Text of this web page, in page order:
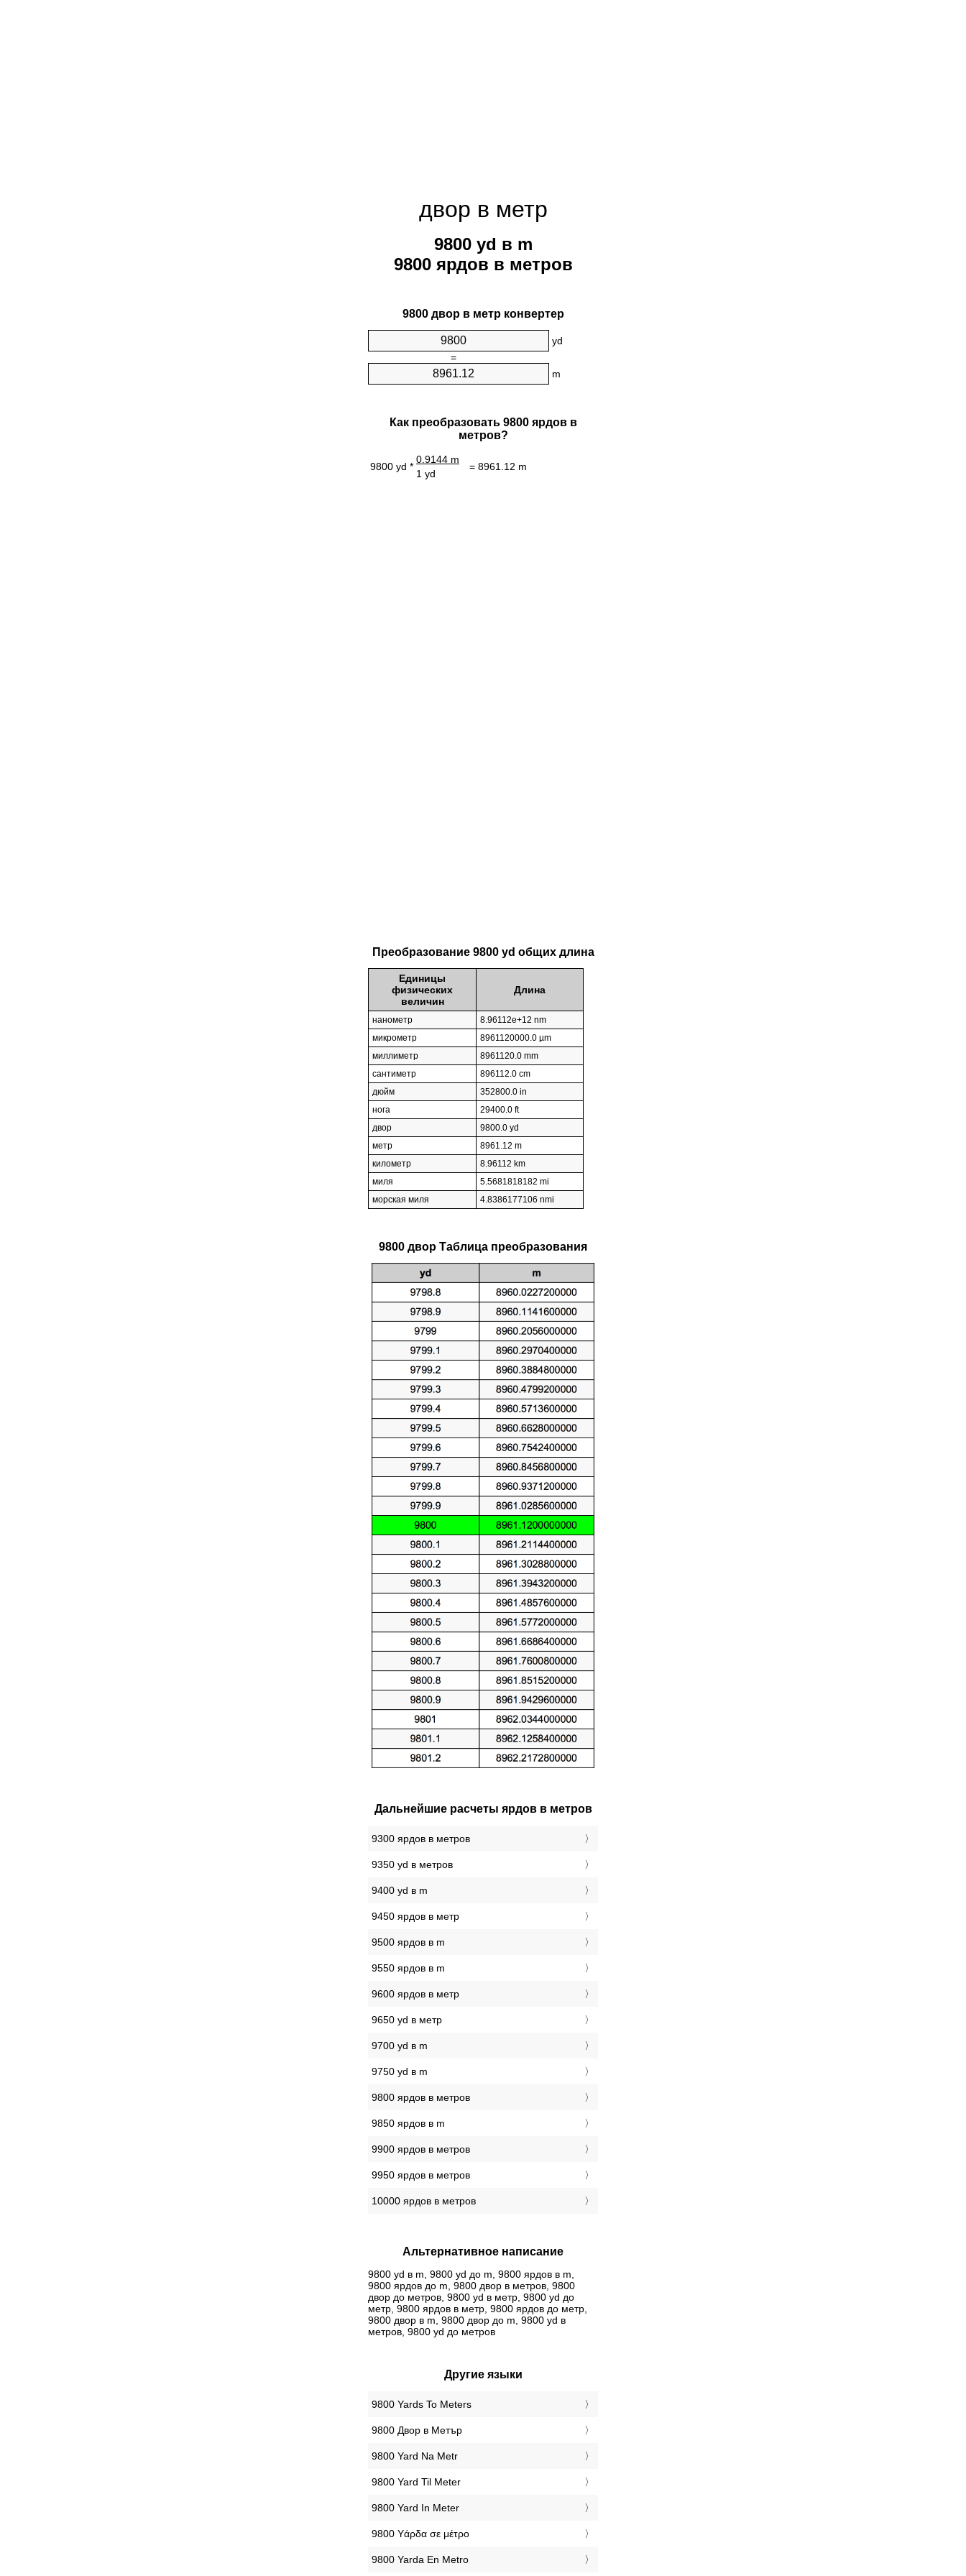
двор в метр
9800 yd в m
9800 ярдов в метров
9800 двор в метр конвертер
yd
=
m
Как преобразовать 9800 ярдов в
метров?
9800 yd *
0.9144 m
= 8961.12 m
1 yd
Преобразование 9800 yd общих длина
Единицы
физических
величин
Длина
нанометр
8.96112e+12 nm
микрометр
8961120000.0 µm
миллиметр
8961120.0 mm
сантиметр
896112.0 cm
дюйм
352800.0 in
нога
29400.0 ft
двор
9800.0 yd
метр
8961.12 m
километр
8.96112 km
миля
5.5681818182 mi
морская миля
4.8386177106 nmi
9800 двор Таблица преобразования
Дальнейшие расчеты ярдов в метров
9300 ярдов в метров
9350 yd в метров
9400 yd в m
9450 ярдов в метр
9500 ярдов в m
9550 ярдов в m
9600 ярдов в метр
9650 yd в метр
9700 yd в m
9750 yd в m
9800 ярдов в метров
9850 ярдов в m
9900 ярдов в метров
9950 ярдов в метров
10000 ярдов в метров
Альтернативное написание
9800 yd в m, 9800 yd до m, 9800 ярдов в m,
9800 ярдов до m, 9800 двор в метров, 9800
двор до метров, 9800 yd в метр, 9800 yd до
метр, 9800 ярдов в метр, 9800 ярдов до метр,
9800 двор в m, 9800 двор до m, 9800 yd в
метров, 9800 yd до метров
Другие языки
‎9800 Yards To Meters
‎9800 Двор в Метър
‎9800 Yard Na Metr
‎9800 Yard Til Meter
‎9800 Yard In Meter
‎9800 Υάρδα σε μέτρο
‎9800 Yarda En Metro